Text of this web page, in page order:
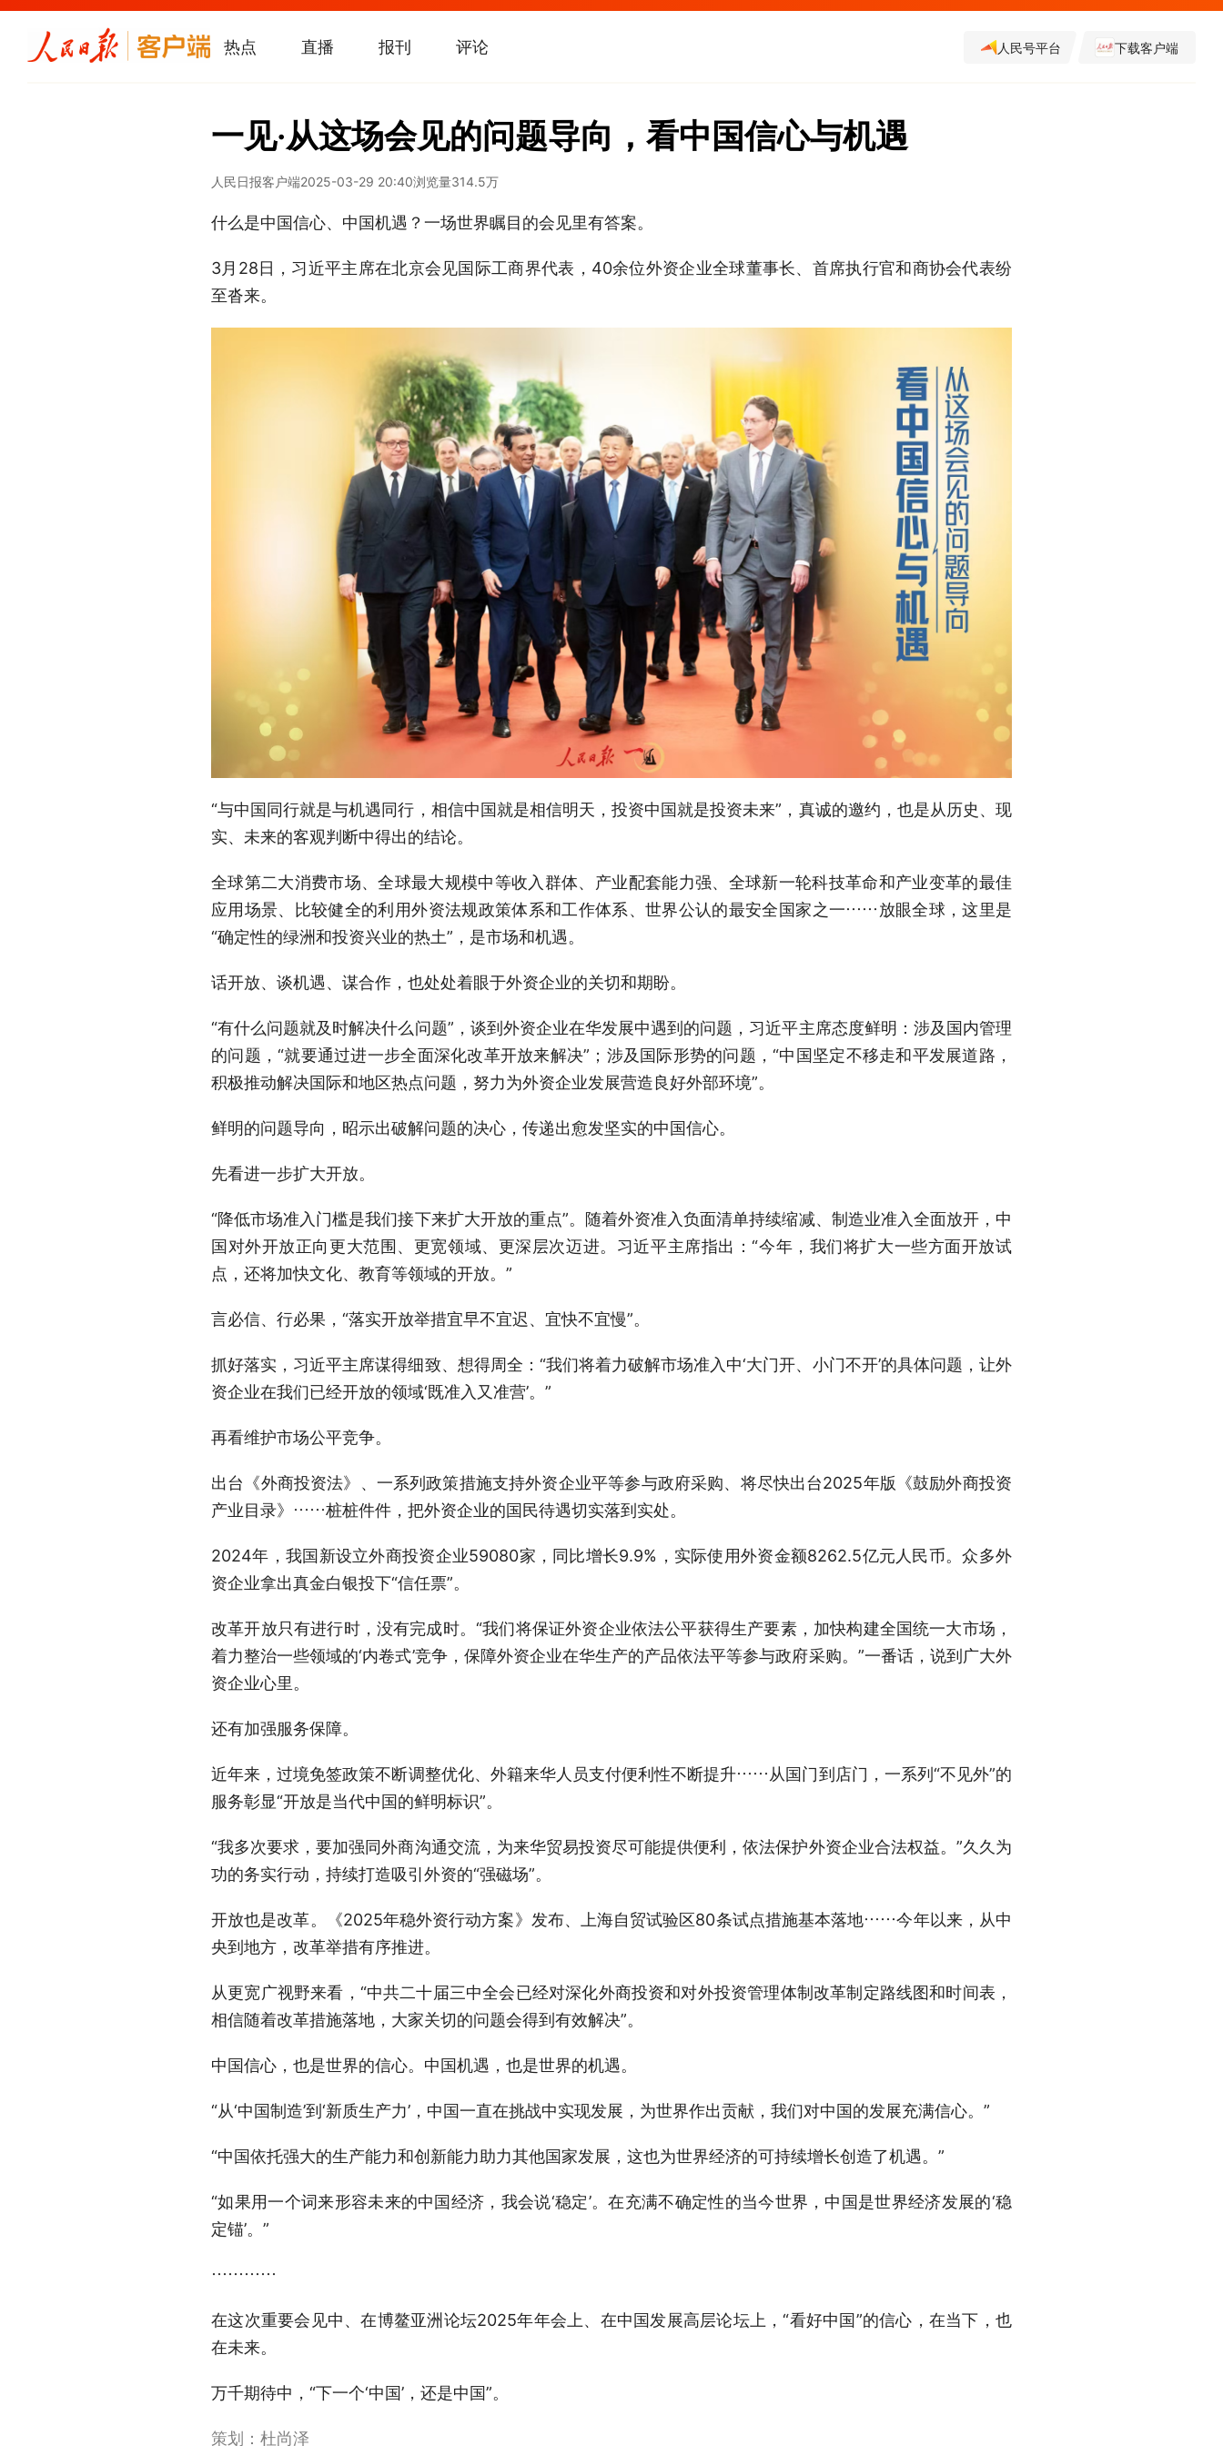
热点 直播 报刊 评论 人民号平台 下载客户端
一见·从这场会见的问题导向，看中国信心与机遇
人民日报客户端2025-03-29 20:40浏览量314.5万
什么是中国信心、中国机遇？一场世界瞩目的会见里有答案。
3月28日，习近平主席在北京会见国际工商界代表，40余位外资企业全球董事长、首席执行官和商协会代表纷
至沓来。
“与中国同行就是与机遇同行，相信中国就是相信明天，投资中国就是投资未来”，真诚的邀约，也是从历史、现
实、未来的客观判断中得出的结论。
全球第二大消费市场、全球最大规模中等收入群体、产业配套能力强、全球新一轮科技革命和产业变革的最佳
应用场景、比较健全的利用外资法规政策体系和工作体系、世界公认的最安全国家之一……放眼全球，这里是
“确定性的绿洲和投资兴业的热土”，是市场和机遇。
话开放、谈机遇、谋合作，也处处着眼于外资企业的关切和期盼。
“有什么问题就及时解决什么问题”，谈到外资企业在华发展中遇到的问题，习近平主席态度鲜明：涉及国内管理
的问题，“就要通过进一步全面深化改革开放来解决”；涉及国际形势的问题，“中国坚定不移走和平发展道路，
积极推动解决国际和地区热点问题，努力为外资企业发展营造良好外部环境”。
鲜明的问题导向，昭示出破解问题的决心，传递出愈发坚实的中国信心。
先看进一步扩大开放。
“降低市场准入门槛是我们接下来扩大开放的重点”。随着外资准入负面清单持续缩减、制造业准入全面放开，中
国对外开放正向更大范围、更宽领域、更深层次迈进。习近平主席指出：“今年，我们将扩大一些方面开放试
点，还将加快文化、教育等领域的开放。”
言必信、行必果，“落实开放举措宜早不宜迟、宜快不宜慢”。
抓好落实，习近平主席谋得细致、想得周全：“我们将着力破解市场准入中‘大门开、小门不开’的具体问题，让外
资企业在我们已经开放的领域‘既准入又准营’。”
再看维护市场公平竞争。
出台《外商投资法》、一系列政策措施支持外资企业平等参与政府采购、将尽快出台2025年版《鼓励外商投资
产业目录》……桩桩件件，把外资企业的国民待遇切实落到实处。
2024年，我国新设立外商投资企业59080家，同比增长9.9%，实际使用外资金额8262.5亿元人民币。众多外
资企业拿出真金白银投下“信任票”。
改革开放只有进行时，没有完成时。“我们将保证外资企业依法公平获得生产要素，加快构建全国统一大市场，
着力整治一些领域的‘内卷式’竞争，保障外资企业在华生产的产品依法平等参与政府采购。”一番话，说到广大外
资企业心里。
还有加强服务保障。
近年来，过境免签政策不断调整优化、外籍来华人员支付便利性不断提升……从国门到店门，一系列“不见外”的
服务彰显“开放是当代中国的鲜明标识”。
“我多次要求，要加强同外商沟通交流，为来华贸易投资尽可能提供便利，依法保护外资企业合法权益。”久久为
功的务实行动，持续打造吸引外资的“强磁场”。
开放也是改革。《2025年稳外资行动方案》发布、上海自贸试验区80条试点措施基本落地……今年以来，从中
央到地方，改革举措有序推进。
从更宽广视野来看，“中共二十届三中全会已经对深化外商投资和对外投资管理体制改革制定路线图和时间表，
相信随着改革措施落地，大家关切的问题会得到有效解决”。
中国信心，也是世界的信心。中国机遇，也是世界的机遇。
“从‘中国制造’到‘新质生产力’，中国一直在挑战中实现发展，为世界作出贡献，我们对中国的发展充满信心。”
“中国依托强大的生产能力和创新能力助力其他国家发展，这也为世界经济的可持续增长创造了机遇。”
“如果用一个词来形容未来的中国经济，我会说‘稳定’。在充满不确定性的当今世界，中国是世界经济发展的‘稳
定锚’。”
…………
在这次重要会见中、在博鳌亚洲论坛2025年年会上、在中国发展高层论坛上，“看好中国”的信心，在当下，也
在未来。
万千期待中，“下一个‘中国’，还是中国”。
策划：杜尚泽